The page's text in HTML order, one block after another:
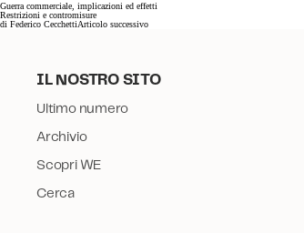
Guerra commerciale, implicazioni ed effetti
Restrizioni e contromisure
di Federico CecchettiArticolo successivo
IL NOSTRO SITO
Ultimo numero
Archivio
Scopri WE
Cerca